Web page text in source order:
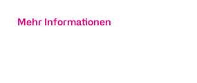
Mehr Informationen